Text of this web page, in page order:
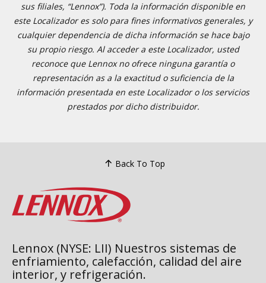
sus filiales, “Lennox”). Toda la información disponible en
este Localizador es solo para fines informativos generales, y
cualquier dependencia de dicha información se hace bajo
su propio riesgo. Al acceder a este Localizador, usted
reconoce que Lennox no ofrece ninguna garantía o
representación as a la exactitud o suficiencia de la
información presentada en este Localizador o los servicios
prestados por dicho distribuidor.
Back To Top
Lennox (NYSE: LII) Nuestros sistemas de
enfriamiento, calefacción, calidad del aire
interior, y refrigeración.